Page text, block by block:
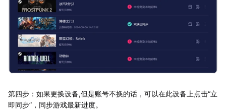
第四步：如果更换设备,但是账号不换的话，可以在此设备上点击“立
即同步”，同步游戏最新进度。